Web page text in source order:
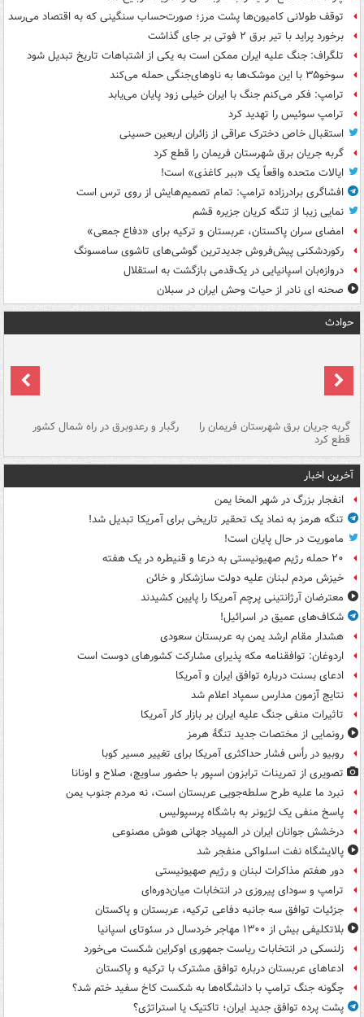
توقف طولانی کامیون‌ها پشت مرز؛ صورت‌حساب سنگینی که به اقتصاد می‌رسد
برخورد پراید با تیر برق ۲ فوتی بر جای گذاشت
تلگراف: جنگ علیه ایران ممکن است به یکی از اشتباهات تاریخ تبدیل شود
سوخو۳۵ با این موشک‌ها به ناوهای‌جنگی حمله می‌کند
ترامپ: فکر می‌کنم جنگ با ایران خیلی زود پایان می‌یابد
ترامپ سوئیس را تهدید کرد
استقبال خاص دخترک عراقی از زائران اربعین حسینی
گربه جریان برق شهرستان فریمان را قطع کرد
ایالات متحده واقعاً یک «ببر کاغذی» است!
افشاگری برادرزاده ترامپ: تمام تصمیم‌هایش از روی ترس است
نمایی زیبا از تنگه کریان جزیره قشم
امضای سران پاکستان، عربستان و ترکیه برای «دفاع جمعی»
رکوردشکنی پیش‌فروش جدیدترین گوشی‌های تاشوی سامسونگ
دروازه‌بان اسپانیایی در یک‌قدمی بازگشت به استقلال
صحنه ای نادر از حیات وحش ایران در سبلان
حوادث
گربه جریان برق شهرستان فریمان را
قطع کرد
رگبار و رعدوبرق در راه شمال کشور
آخرین اخبار
انفجار بزرگ در شهر المخا یمن
تنگه هرمز به نماد یک تحقیر تاریخی برای آمریکا تبدیل شد!
ماموریت در حال پایان است!
۲۰ حمله رژیم صهیونیستی به درعا و قنیطره در یک هفته
خیزش مردم لبنان علیه دولت سازشکار و خائن
معترضان آرژانتینی پرچم آمریکا را پایین کشیدند
شکاف‌های عمیق در اسرائیل!
هشدار مقام ارشد یمن به عربستان سعودی
اردوغان: توافقنامه مکه پذیرای مشارکت کشورهای دوست است
ادعای بسنت درباره توافق ایران و آمریکا
نتایج آزمون مدارس سمپاد اعلام شد
تاثیرات منفی جنگ علیه ایران بر بازار کار آمریکا
رونمایی از مختصات جدید تنگۀ هرمز
روبیو در رأس فشار حداکثری آمریکا برای تغییر مسیر کوبا
تصویری از تمرینات ترابزون اسپور با حضور ساویچ، صلاح و اونانا
نبرد ما علیه طرح سلطه‌جویی عربستان است، نه مردم جنوب یمن
پاسخ منفی یک لژیونر به باشگاه پرسپولیس
درخشش جوانان ایران در المپیاد جهانی هوش مصنوعی
پالایشگاه نفت اسلواکی منفجر شد
دور هفتم مذاکرات لبنان و رژیم صهیونیستی
ترامپ و سودای پیروزی در انتخابات میان‌دوره‌ای
جزئیات توافق سه جانبه دفاعی ترکیه، عربستان و پاکستان
بلاتکلیفی بیش از ۱۳۰۰ مهاجر خردسال در سئوتای اسپانیا
زلنسکی در انتخابات ریاست جمهوری اوکراین شکست می‌خورد
ادعاهای عربستان درباره توافق مشترک با ترکیه و پاکستان
چگونه جنگ ترامپ با دانشگاه‌ها به شکست کاخ سفید ختم شد؟
پشت پرده توافق جدید ایران؛ تاکتیک یا استراتژی؟